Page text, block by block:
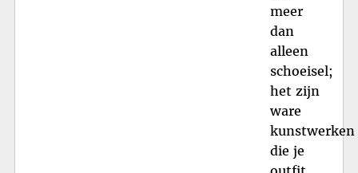
meer
dan
alleen
schoeisel;
het zijn
ware
kunstwerken
die je